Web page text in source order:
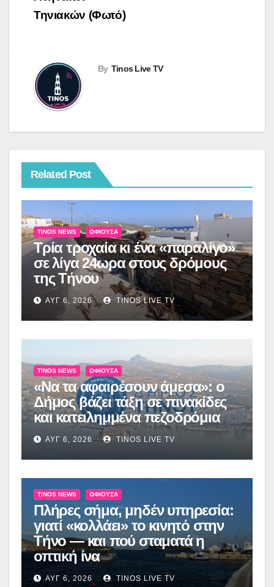
Τηνιακών (Φωτό)
By Tinos Live TV
Related Post
TINOS NEWS ΟΦΙΟΎΣΑ
Τρία τροχαία κι ένα «παραλίγο»
σε λίγα 24ωρα στους δρόμους
της Τήνου
ΑΥΓ 6, 2026 TINOS LIVE TV
TINOS NEWS ΟΦΙΟΎΣΑ
«Να τα αφαιρέσουν άμεσα»: ο
Δήμος βάζει τάξη σε πινακίδες
και κατειλημμένα πεζοδρόμια
ΑΥΓ 6, 2026 TINOS LIVE TV
TINOS NEWS ΟΦΙΟΎΣΑ
Πλήρες σήμα, μηδέν υπηρεσία:
γιατί «κολλάει» το κινητό στην
Τήνο — και πού σταματά η
οπτική ίνα
ΑΥΓ 6, 2026 TINOS LIVE TV